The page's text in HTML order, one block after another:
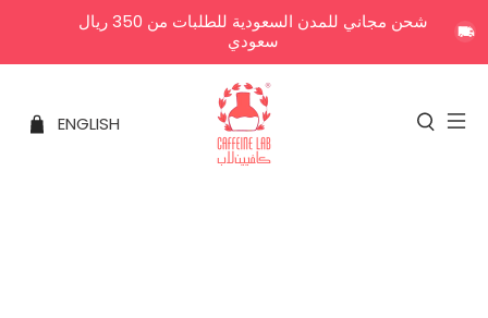
شحن مجاني للمدن السعودية للطلبات من 350 ريال
سعودي
ENGLISH